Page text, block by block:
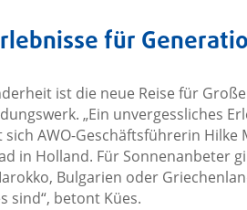
für
ist die neue Reise für
„Ein unvergessliches
sich AWO-Geschäftsführerin
in Holland. Für Sonnenanbeter
Bulgarien oder
sind“, betont Kües.